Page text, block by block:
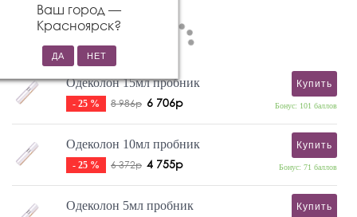
Ваш город —
Красноярск?
Одеколон 15мл пробник
- 25 % 8 986р 6 706р
Купить
Бонус: 101 баллов
Одеколон 10мл пробник
- 25 % 6 372р 4 755р
Купить
Бонус: 71 баллов
Одеколон 5мл пробник Купить